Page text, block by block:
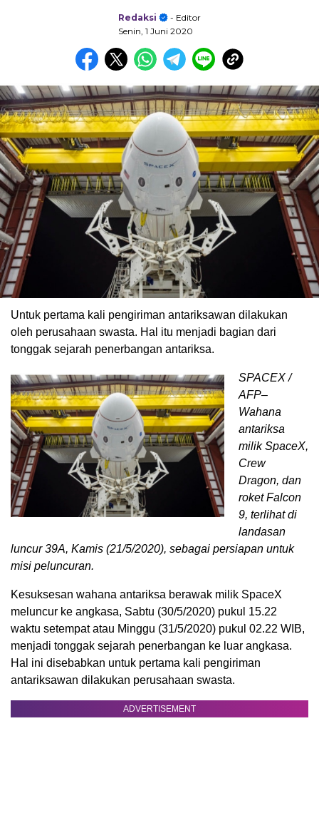
Redaksi
- Editor
Senin, 1 Juni 2020
Untuk pertama kali pengiriman antariksawan dilakukan
oleh perusahaan swasta. Hal itu menjadi bagian dari
tonggak sejarah penerbangan antariksa.
SPACEX /
AFP–
Wahana
antariksa
milik SpaceX,
Crew
Dragon, dan
roket Falcon
9, terlihat di
landasan
luncur 39A, Kamis (21/5/2020), sebagai persiapan untuk
misi peluncuran.
Kesuksesan wahana antariksa berawak milik SpaceX
meluncur ke angkasa, Sabtu (30/5/2020) pukul 15.22
waktu setempat atau Minggu (31/5/2020) pukul 02.22 WIB,
menjadi tonggak sejarah penerbangan ke luar angkasa.
Hal ini disebabkan untuk pertama kali pengiriman
antariksawan dilakukan perusahaan swasta.
ADVERTISEMENT